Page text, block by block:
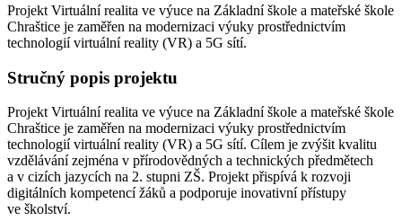
Projekt Virtuální realita ve výuce na Základní škole a mateřské škole
Chraštice je zaměřen na modernizaci výuky prostřednictvím
technologií virtuální reality (VR) a 5G sítí.
Stručný popis projektu
Projekt Virtuální realita ve výuce na Základní škole a mateřské škole
Chraštice je zaměřen na modernizaci výuky prostřednictvím
technologií virtuální reality (VR) a 5G sítí. Cílem je zvýšit kvalitu
vzdělávání zejména v přírodovědných a technických předmětech
a v cizích jazycích na 2. stupni ZŠ. Projekt přispívá k rozvoji
digitálních kompetencí žáků a podporuje inovativní přístupy
ve školství.